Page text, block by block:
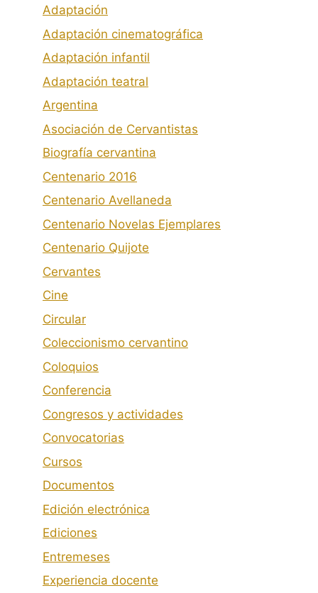
Adaptación
Adaptación cinematográfica
Adaptación infantil
Adaptación teatral
Argentina
Asociación de Cervantistas
Biografía cervantina
Centenario 2016
Centenario Avellaneda
Centenario Novelas Ejemplares
Centenario Quijote
Cervantes
Cine
Circular
Coleccionismo cervantino
Coloquios
Conferencia
Congresos y actividades
Convocatorias
Cursos
Documentos
Edición electrónica
Ediciones
Entremeses
Experiencia docente